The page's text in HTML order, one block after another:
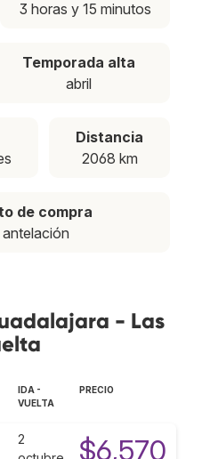
3 horas y 15 minutos
Temporada alta
abril
Distancia
2068 km
de compra
- Las
IDA -
VUELTA
PRECIO
2
$6,570